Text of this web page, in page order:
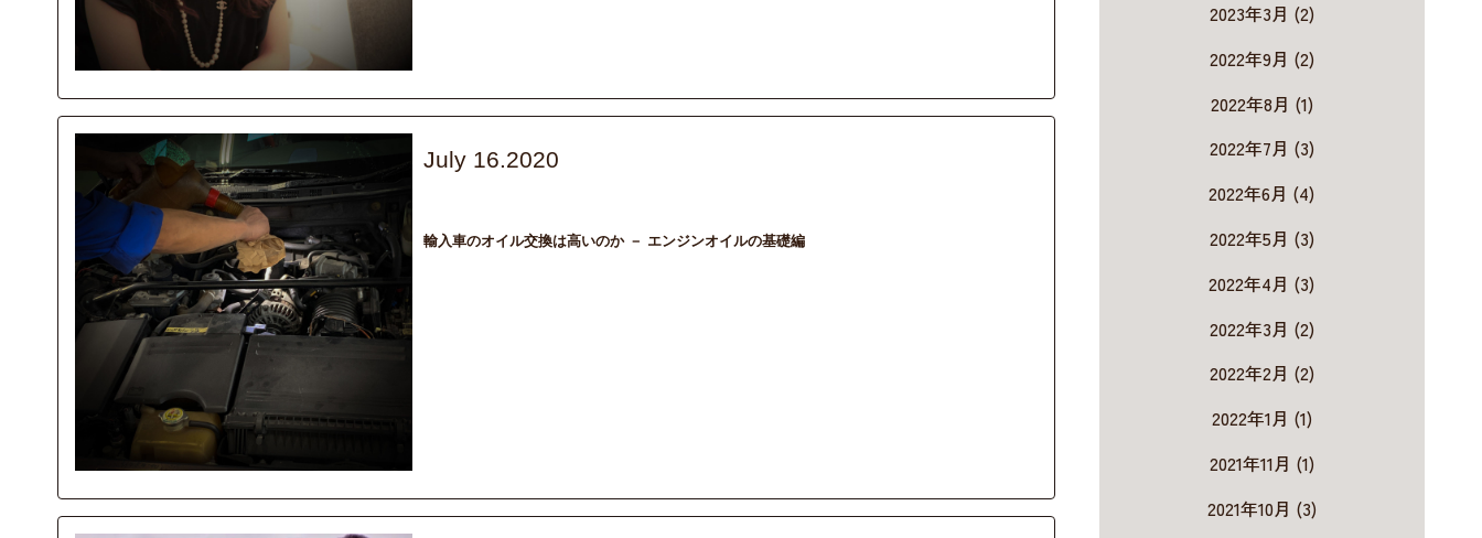
July 16.2020
輸入車のオイル交換は高いのか － エンジンオイルの基礎編
2023年3月 (2)
2022年9月 (2)
2022年8月 (1)
2022年7月 (3)
2022年6月 (4)
2022年5月 (3)
2022年4月 (3)
2022年3月 (2)
2022年2月 (2)
2022年1月 (1)
2021年11月 (1)
2021年10月 (3)